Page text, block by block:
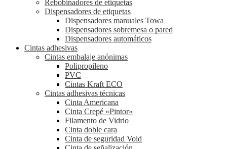
Rebobinadores de etiquetas
Dispensadores de etiquetas
Dispensadores manuales Towa
Dispensadores sobremesa o pared
Dispensadores automáticos
Cintas adhesivas
Cintas embalaje anónimas
Polipropileno
PVC
Cintas Kraft ECO
Cintas adhesivas técnicas
Cinta Americana
Cinta Crepé «Pintor»
Filamento de Vidrio
Cinta doble cara
Cinta de seguridad Void